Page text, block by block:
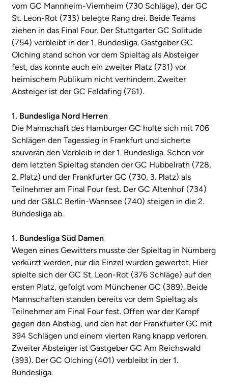
vom GC Mannheim-Viernheim (730 Schläge), der GC
St. Leon-Rot (733) belegte Rang drei. Beide Teams
ziehen in das Final Four. Der Stuttgarter GC Solitude
(754) verbleibt in der 1. Bundesliga. Gastgeber GC
Olching stand schon vor dem Spieltag als Absteiger
fest, das konnte auch ein zweiter Platz (731) vor
heimischem Publikum nicht verhindern. Zweiter
Absteiger ist der GC Feldafing (761).
1. Bundesliga Nord Herren
Die Mannschaft des Hamburger GC holte sich mit 706
Schlägen den Tagessieg in Frankfurt und sicherte
souverän den Verbleib in der 1. Bundesliga. Schon vor
dem letzten Spieltag standen der GC Hubbelrath (728,
2. Platz) und der Frankfurter GC (730, 3. Platz) als
Teilnehmer am Final Four fest. Der GC Altenhof (734)
und der G&LC Berlin-Wannsee (740) steigen in die 2.
Bundesliga ab.
1. Bundesliga Süd Damen
Wegen eines Gewitters musste der Spieltag in Nürnberg
verkürzt werden, nur die Einzel wurden gewertet. Hier
spielte sich der GC St. Leon-Rot (376 Schläge) auf den
ersten Platz, gefolgt vom Münchener GC (389). Beide
Mannschaften standen bereits vor dem Spieltag als
Teilnehmer am Final Four fest. Offen war der Kampf
gegen den Abstieg, und den hat der Frankfurter GC mit
394 Schlägen und einem vierten Rang knapp verloren.
Zweiter Absteiger ist Gastgeber GC Am Reichswald
(393). Der GC Olching (401) verbleibt in der 1.
Bundesliga.